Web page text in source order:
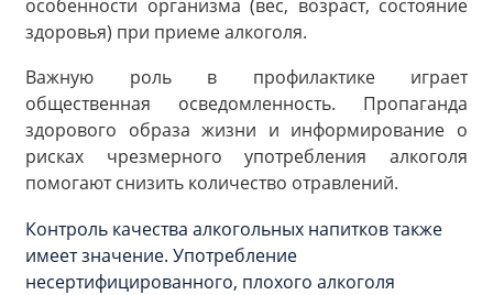
особенности организма (вес, возраст, состояние
здоровья) при приеме алкоголя.
Важную роль в профилактике играет
общественная осведомленность. Пропаганда
здорового образа жизни и информирование о
рисках чрезмерного употребления алкоголя
помогают снизить количество отравлений.
Контроль качества алкогольных напитков также
имеет значение. Употребление
несертифицированного, плохого алкоголя